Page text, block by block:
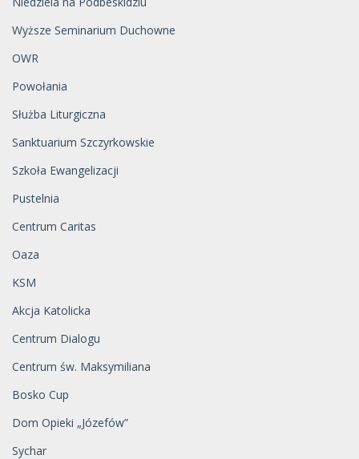
Wyższe Seminarium Duchowne
OWR
Powołania
Służba Liturgiczna
Sanktuarium Szczyrkowskie
Szkoła Ewangelizacji
Pustelnia
Centrum Caritas
Oaza
KSM
Akcja Katolicka
Centrum Dialogu
Centrum św. Maksymiliana
Bosko Cup
Dom Opieki „Józefów”
Sychar